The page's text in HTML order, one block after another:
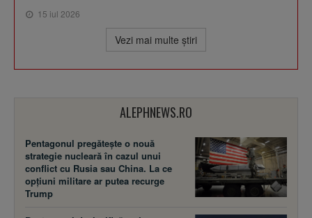
15 iul 2026
Vezi mai multe ştiri
ALEPHNEWS.RO
Pentagonul pregătește o nouă
strategie nucleară în cazul unui
conflict cu Rusia sau China. La ce
opțiuni militare ar putea recurge
Trump